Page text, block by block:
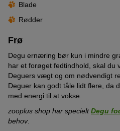
Blade
Rødder
Frø
Degu ernæring bør kun i mindre
har et forøget fedtindhold, skal
Deguers vægt og om nødvendigt
Deguer kan godt tåle lidt flere, da
med energi til at vokse.
zooplus shop har specieltDegu
behov.